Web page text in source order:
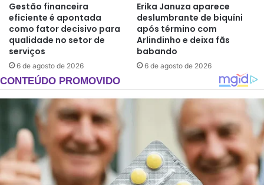
Gestão financeira
eficiente é apontada
como fator decisivo para
qualidade no setor de
serviços
6 de agosto de 2026
Erika Januza aparece
deslumbrante de biquíni
após término com
Arlindinho e deixa fãs
babando
6 de agosto de 2026